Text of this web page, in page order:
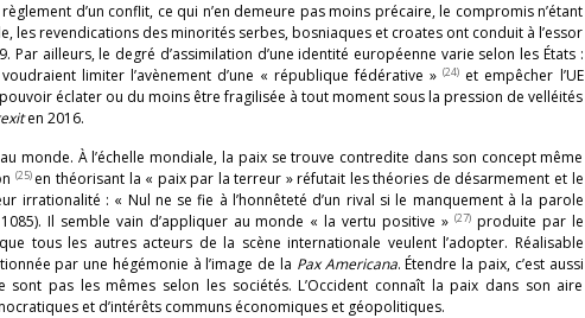
d’un conflit, ce qui n’en demeure pas moins précaire, le compromis n’étant
les revendications des minorités serbes, bosniaques et croates ont conduit à l’essor
Par ailleurs, le degré d’assimilation d’une identité européenne varie selon les États :
limiter l’avènement d’une « république fédérative »(24) et empêcher l’UE
éclater ou du moins être fragilisée à tout moment sous la pression de velléités
en 2016.
monde. À l’échelle mondiale, la paix se trouve contredite dans son concept même
(25) en théorisant la « paix par la terreur » réfutait les théories de désarmement et le
irrationalité : « Nul ne se fie à l’honnêteté d’un rival si le manquement à la parole
Il semble vain d’appliquer au monde « la vertu positive » (27)produite par le
tous les autres acteurs de la scène internationale veulent l’adopter. Réalisable
par une hégémonie à l’image de la Pax Americana. Étendre la paix, c’est aussi
pas les mêmes selon les sociétés. L’Occident connaît la paix dans son aire
et d’intérêts communs économiques et géopolitiques.